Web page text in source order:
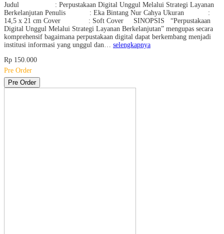
Judul : Perpustakaan Digital Unggul Melalui Strategi Layanan
Berkelanjutan Penulis : Eka Bintang Nur Cahya Ukuran :
14,5 x 21 cm Cover : Soft Cover SINOPSIS “Perpustakaan
Digital Unggul Melalui Strategi Layanan Berkelanjutan” mengupas secara
komprehensif bagaimana perpustakaan digital dapat berkembang menjadi
institusi informasi yang unggul dan… selengkapnya
Rp 150.000
Pre Order
Pre Order